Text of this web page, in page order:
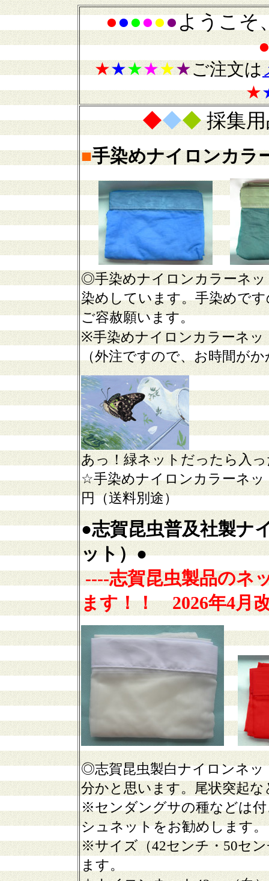
●●●●●●ようこそ
★★★★★★ご注文は
★
◆◆◆ 採集
■手染めナイロンカラ
◎手染めナイロンカラーネ
染めしています。手染めで
ご容赦願います。
※手染めナイロンカラーネッ
（外注ですので、お時間が
あっ！緑ネットだったら入
☆手染めナイロンカラーネッ
円（送料別途）
●志賀昆虫普及社製ナ
ット）●
----志賀昆虫製品のネ
ます！！2026年4月
◎志賀昆虫製白ナイロンネッ
分かと思います。尾状突起
※センダングサの種などは
シュネットをお勧めします。
※サイズ（42センチ・50セ
ます。